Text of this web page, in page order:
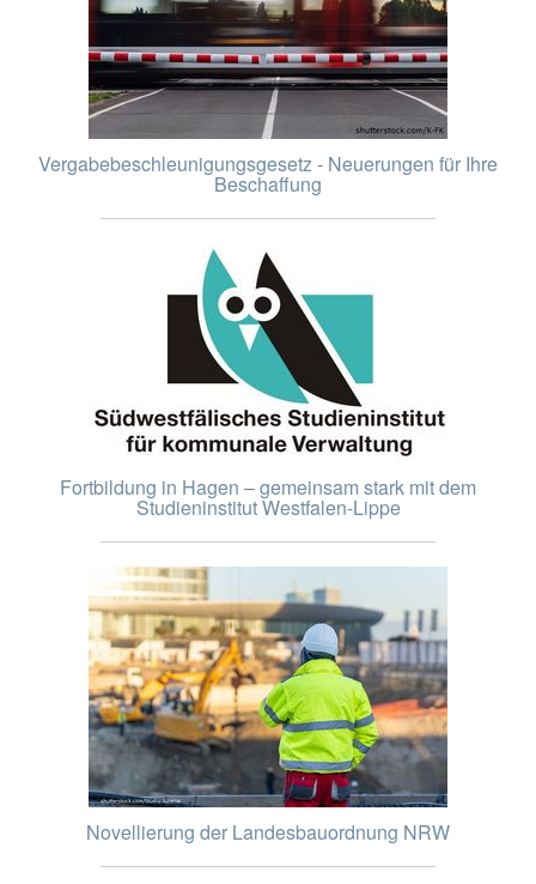
Vergabebeschleunigungsgesetz - Neuerungen für Ihre
Beschaffung
Fortbildung in Hagen – gemeinsam stark mit dem
Studieninstitut Westfalen-Lippe
Novellierung der Landesbauordnung NRW